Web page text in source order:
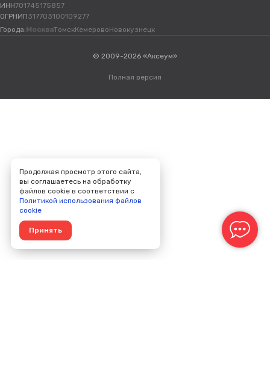
ИНН701745175857
ОГРНИП317703100109277
Города: МоскваТомскКемеровоНовокузнецк
© 2009-2026 «Аксеум»
Полная версия
Продолжая просмотр этого сайта,
вы соглашаетесь на обработку
файлов cookie в соответствии с
Политикой использования файлов
cookie
Принять